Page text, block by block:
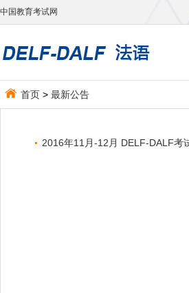
中国教育考试网
首页 > 最新公告
2016年11月-12月 DELF-DALF考